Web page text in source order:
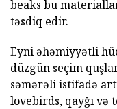
beaks bu
təsdiq edir.
Eyni əhəmiyyətli
düzgün seçim
səmərəli istifadə
lovebirds, qayğı və